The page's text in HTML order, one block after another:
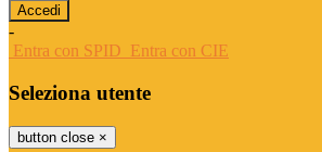
-
Entra con SPID Entra con CIE
Seleziona utente
button close ×